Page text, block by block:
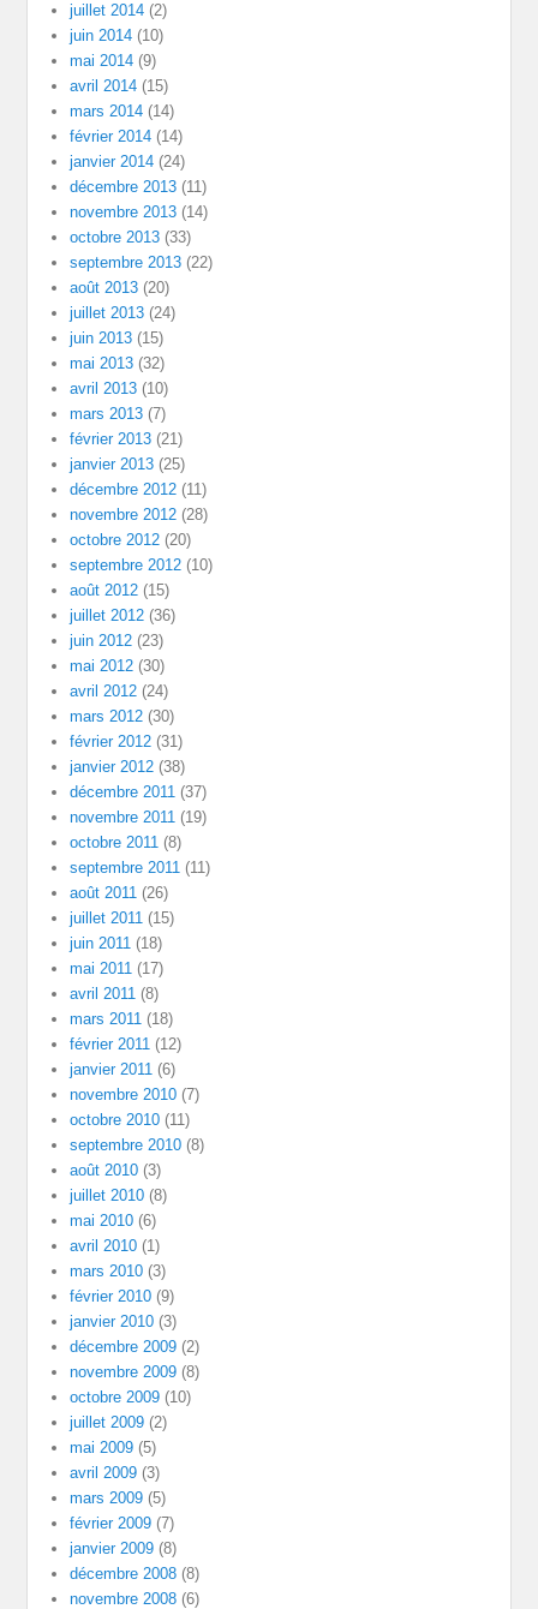
juillet 2014 (2)
juin 2014 (10)
mai 2014 (9)
avril 2014 (15)
mars 2014 (14)
février 2014 (14)
janvier 2014 (24)
décembre 2013 (11)
novembre 2013 (14)
octobre 2013 (33)
septembre 2013 (22)
août 2013 (20)
juillet 2013 (24)
juin 2013 (15)
mai 2013 (32)
avril 2013 (10)
mars 2013 (7)
février 2013 (21)
janvier 2013 (25)
décembre 2012 (11)
novembre 2012 (28)
octobre 2012 (20)
septembre 2012 (10)
août 2012 (15)
juillet 2012 (36)
juin 2012 (23)
mai 2012 (30)
avril 2012 (24)
mars 2012 (30)
février 2012 (31)
janvier 2012 (38)
décembre 2011 (37)
novembre 2011 (19)
octobre 2011 (8)
septembre 2011 (11)
août 2011 (26)
juillet 2011 (15)
juin 2011 (18)
mai 2011 (17)
avril 2011 (8)
mars 2011 (18)
février 2011 (12)
janvier 2011 (6)
novembre 2010 (7)
octobre 2010 (11)
septembre 2010 (8)
août 2010 (3)
juillet 2010 (8)
mai 2010 (6)
avril 2010 (1)
mars 2010 (3)
février 2010 (9)
janvier 2010 (3)
décembre 2009 (2)
novembre 2009 (8)
octobre 2009 (10)
juillet 2009 (2)
mai 2009 (5)
avril 2009 (3)
mars 2009 (5)
février 2009 (7)
janvier 2009 (8)
décembre 2008 (8)
novembre 2008 (6)